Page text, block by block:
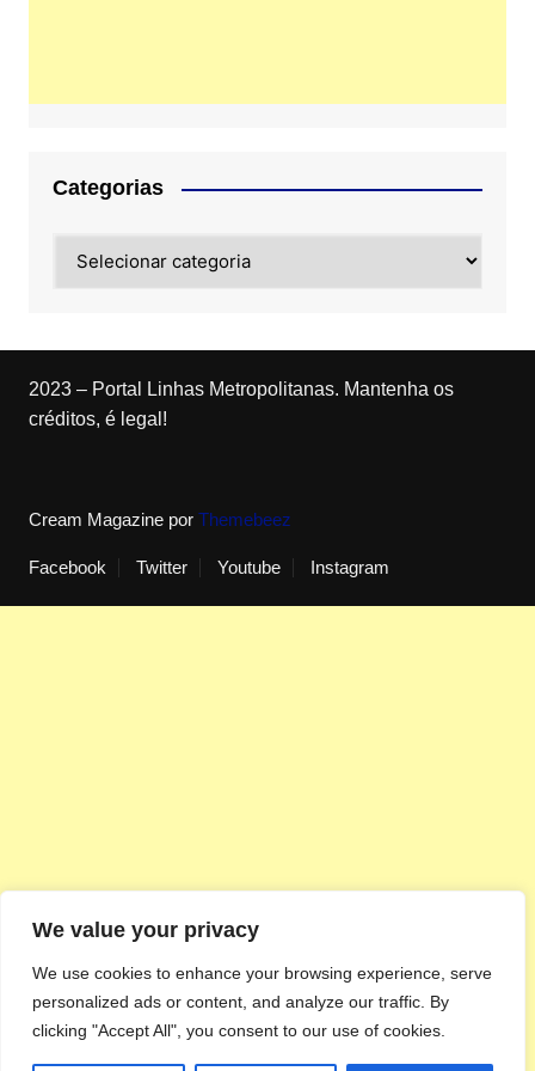
We value your privacy
We use cookies to enhance your browsing experience, serve
personalized ads or content, and analyze our traffic. By
clicking "Accept All", you consent to our use of cookies.
Categorias
2023 – Portal Linhas Metropolitanas. Mantenha os
créditos, é legal!
Cream Magazine por Themebeez
Facebook Twitter Youtube Instagram